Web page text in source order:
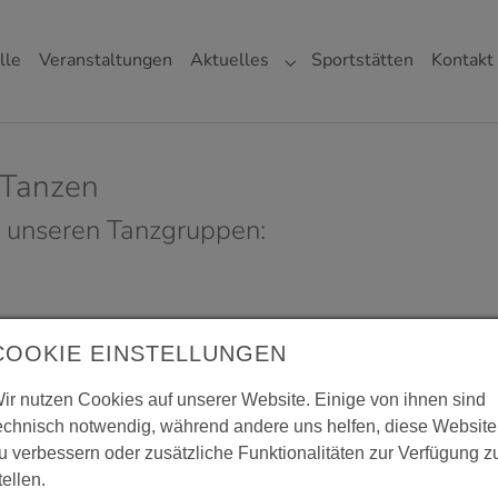
"Verein"
Veranstaltungen Aktuelles Submenu for "Aktuelles"
Sportstätten Kontakt
Tanzgruppen:
EINSTELLUNGEN
nutzen Cookies auf unserer Website. Einige von ihnen sind
notwendig, während andere uns helfen, diese Website
verbessern oder zusätzliche Funktionalitäten zur Verfügung